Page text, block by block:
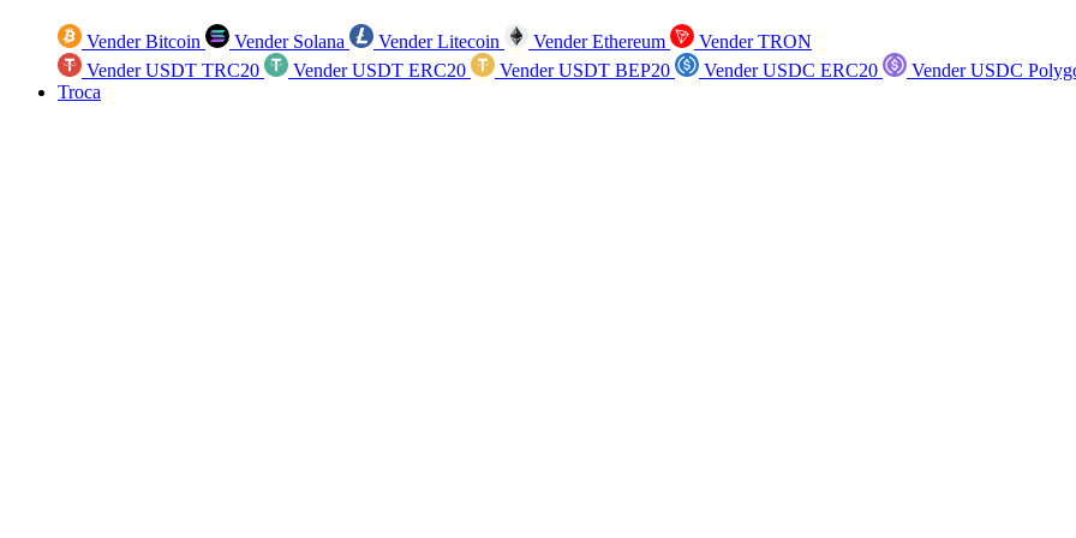
Vender Bitcoin Vender Solana Vender Litecoin Vender Ethereum
Vender TRON
Vender USDT TRC20
Vender USDT ERC20 Vender USDT BEP20 Vender USDC ERC20
Vender USDC
Troca